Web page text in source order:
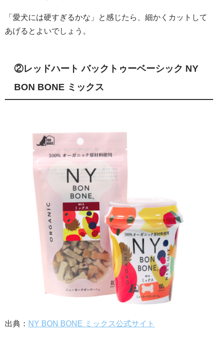
「愛犬には硬すぎるかな」と感じたら、細かくカットして
あげるとよいでしょう。
②レッドハート バックトゥーベーシック NY
BON BONE ミックス
出典： NY BON BONE ミックス公式サイト